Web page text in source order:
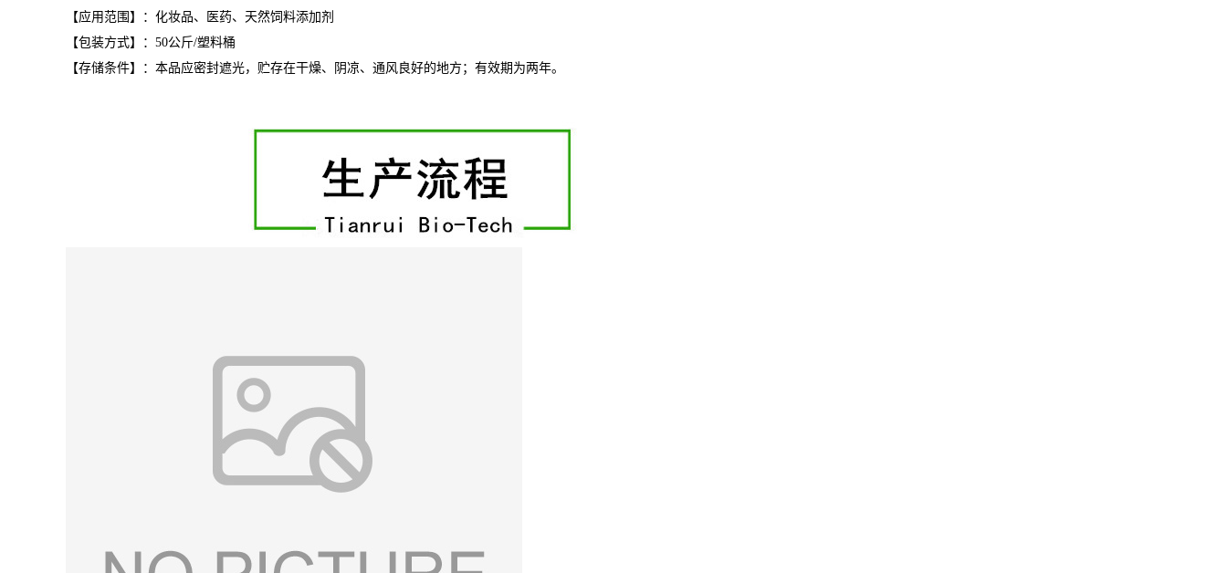
【应用范围】：化妆品、医药、天然饲料添加剂
【包装方式】：50公斤/塑料桶
【存储条件】：本品应密封遮光，贮存在干燥、阴凉、通风良好的地方；有效期为两年。